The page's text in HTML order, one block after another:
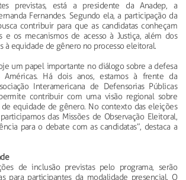
previstas, está a presidente da Anadep, a
Fernandes. Segundo ela, a participação da
contribuir para que as candidatas conheçam
e os mecanismos de acesso à Justiça, além dos
à equidade de gênero no processo eleitoral.
um papel importante no diálogo sobre a defesa
Américas. Há dois anos, estamos à frente da
Interamericana de Defensorias Públicas
contribuir com uma visão regional sobre
equidade de gênero. No contexto das eleições
das Missões de Observação Eleitoral,
para o debate com as candidatas”, destaca a
de inclusão previstas pelo programa, serão
para participantes da modalidade presencial. O